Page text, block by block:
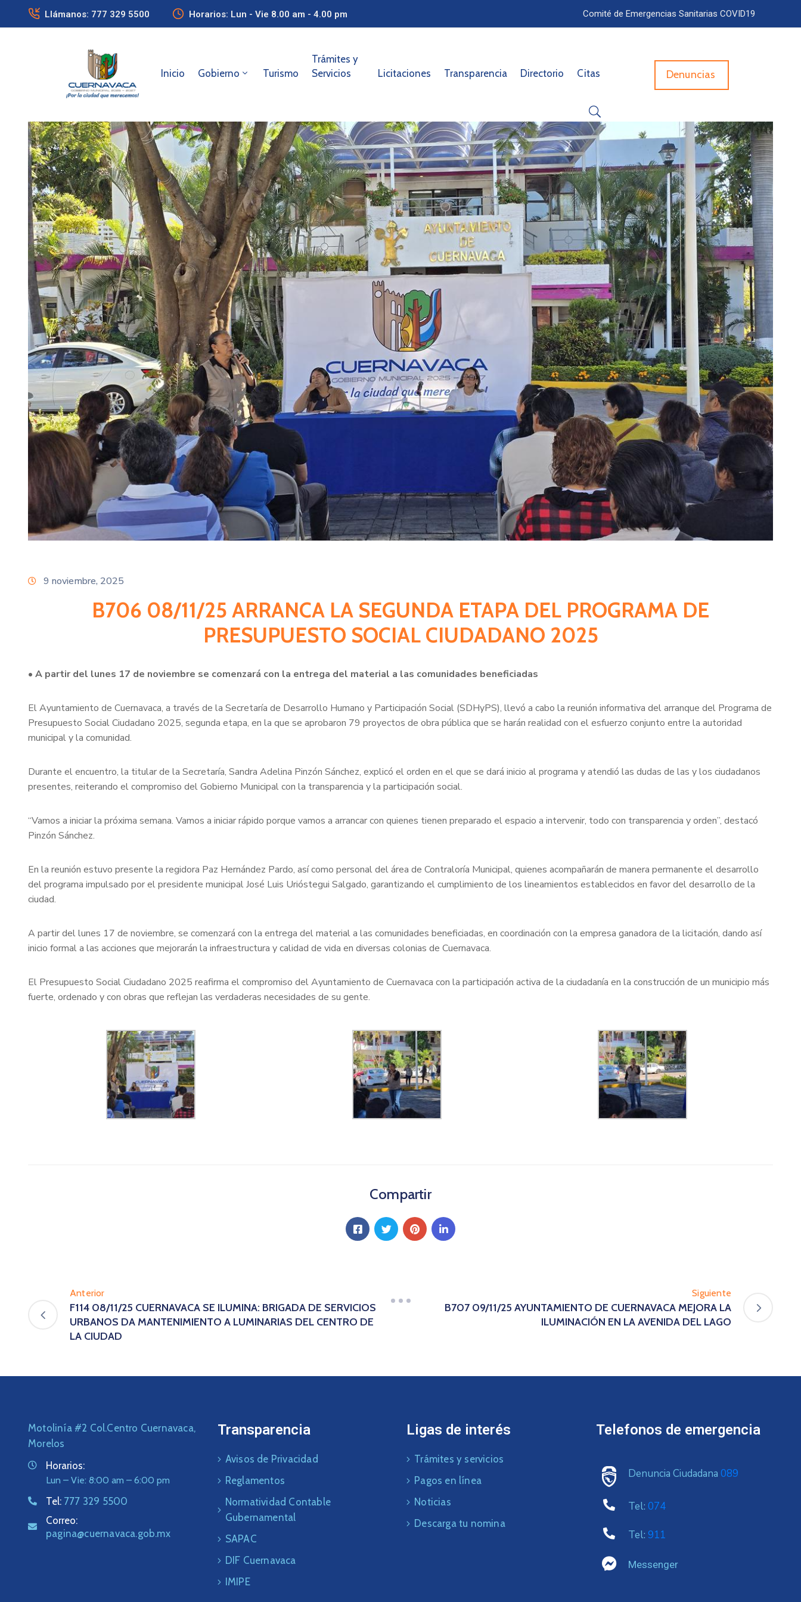
Llámanos: 777 329 5500 Horarios: Lun - Vie 8.00 am - 4.00 pm Comité de Emergencias Sanitarias COVID19
Inicio Gobierno Turismo
Trámites y
Servicios
Licitaciones Transparencia Directorio Citas Denuncias
9 noviembre, 2025
B706 08/11/25 ARRANCA LA SEGUNDA ETAPA DEL PROGRAMA DE
PRESUPUESTO SOCIAL CIUDADANO 2025
• A partir del lunes 17 de noviembre se comenzará con la entrega del material a las comunidades beneficiadas
El Ayuntamiento de Cuernavaca, a través de la Secretaría de Desarrollo Humano y Participación Social (SDHyPS), llevó a cabo la reunión informativa del arranque del Programa de
Presupuesto Social Ciudadano 2025, segunda etapa, en la que se aprobaron 79 proyectos de obra pública que se harán realidad con el esfuerzo conjunto entre la autoridad
municipal y la comunidad.
Durante el encuentro, la titular de la Secretaría, Sandra Adelina Pinzón Sánchez, explicó el orden en el que se dará inicio al programa y atendió las dudas de las y los ciudadanos
presentes, reiterando el compromiso del Gobierno Municipal con la transparencia y la participación social.
“Vamos a iniciar la próxima semana. Vamos a iniciar rápido porque vamos a arrancar con quienes tienen preparado el espacio a intervenir, todo con transparencia y orden”, destacó
Pinzón Sánchez.
En la reunión estuvo presente la regidora Paz Hernández Pardo, así como personal del área de Contraloría Municipal, quienes acompañarán de manera permanente el desarrollo
del programa impulsado por el presidente municipal José Luis Urióstegui Salgado, garantizando el cumplimiento de los lineamientos establecidos en favor del desarrollo de la
ciudad.
A partir del lunes 17 de noviembre, se comenzará con la entrega del material a las comunidades beneficiadas, en coordinación con la empresa ganadora de la licitación, dando así
inicio formal a las acciones que mejorarán la infraestructura y calidad de vida en diversas colonias de Cuernavaca.
El Presupuesto Social Ciudadano 2025 reafirma el compromiso del Ayuntamiento de Cuernavaca con la participación activa de la ciudadanía en la construcción de un municipio más
fuerte, ordenado y con obras que reflejan las verdaderas necesidades de su gente.
Compartir
Anterior
F114 08/11/25 CUERNAVACA SE ILUMINA: BRIGADA DE SERVICIOS
URBANOS DA MANTENIMIENTO A LUMINARIAS DEL CENTRO DE
LA CIUDAD
Siguiente
B707 09/11/25 AYUNTAMIENTO DE CUERNAVACA MEJORA LA
ILUMINACIÓN EN LA AVENIDA DEL LAGO
Motolinía #2 Col.Centro Cuernavaca,
Morelos
Horarios:
Lun – Vie: 8:00 am – 6:00 pm
Tel: 777 329 5500
Correo:
pagina@cuernavaca.gob.mx
Transparencia
Avisos de Privacidad
Reglamentos
Normatividad Contable
Gubernamental
SAPAC
DIF Cuernavaca
IMIPE
Ligas de interés
Trámites y servicios
Pagos en línea
Noticias
Descarga tu nomina
Telefonos de emergencia
Denuncia Ciudadana 089
Tel: 074
Tel: 911
Messenger